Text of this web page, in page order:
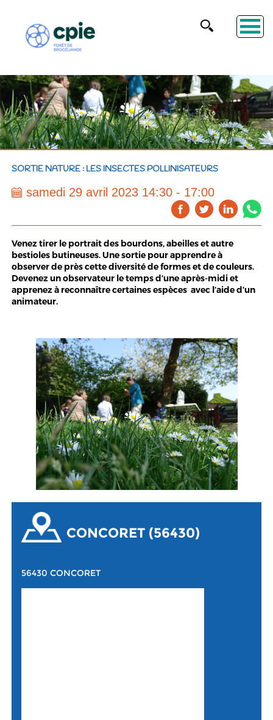
SORTIE NATURE : LES INSECTES POLLINISATEURS
samedi 29 avril 2023 14:30 - 17:00
Venez tirer le portrait des bourdons, abeilles et autre
bestioles butineuses. Une sortie pour apprendre à
observer de près cette diversité de formes et de couleurs.
Devenez un observateur le temps d’une après-midi et
apprenez à reconnaître certaines espèces avec l’aide d’un
animateur.
CONCORET (56430)
56430 CONCORET